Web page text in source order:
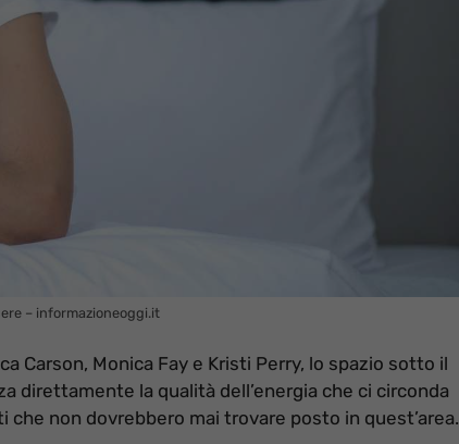
– informazioneoggi.it
Carson, Monica Fay e Kristi Perry, lo spazio sotto il
direttamente la qualità dell’energia che ci circonda
non dovrebbero mai trovare posto in quest’area.